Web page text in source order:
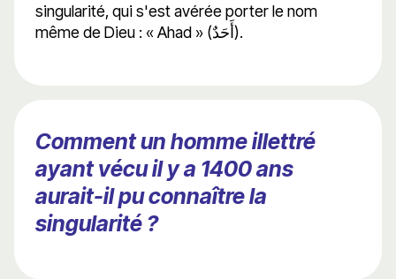
singularité, qui s'est avérée porter le nom
même de Dieu : « Ahad » (أَحَدٌ).
Comment un homme illettré
ayant vécu il y a 1400 ans
aurait-il pu connaître la
singularité ?